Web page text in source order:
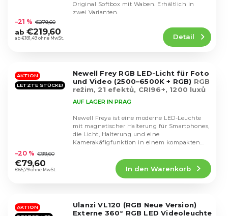
durchschnittliche
Produktbewertung
ist
Sternen.
ab €181,49 ohne MwSt.
–21 % €279,60
ab €219,60 Detail
Original Softbox mit Waben. Erhältlich in
zwei Varianten.
AKTION
LETZTE STÜCKE!
Newell Frey RGB LED-Licht für Foto
und Video (2500–6500K + RGB) RGB
režim, 21 efektů, CRI96+, 1200 luxů
durchschnittliche
Produktbewertung
ist
Sternen.
AUF LAGER IN PRAG
€65,79 ohne MwSt.
–20 % €99,60
€79,60
In den Warenkorb
Newell Freya ist eine moderne LED-Leuchte
mit magnetischer Halterung für Smartphones,
die Licht, Halterung und eine
Kamerakäfigfunktion in einem kompakten
AKTION
Ulanzi VL120 (RGB Neue Version)
Externe 360° RGB LED Videoleuchte